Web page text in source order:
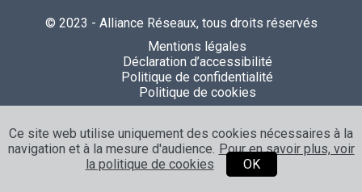
© 2023 - Alliance Réseaux, tous droits réservés
Mentions légales
Déclaration d’accessibilité
Politique de confidentialité
Politique de cookies
Ce site web utilise uniquement des cookies nécessaires à la
navigation et à la mesure d'audience. Pour en savoir plus, voir
la politique de cookies
OK